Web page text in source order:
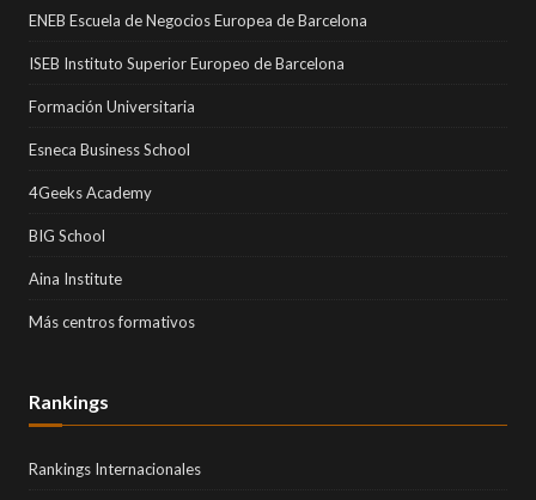
ENEB Escuela de Negocios Europea de Barcelona
ISEB Instituto Superior Europeo de Barcelona
Formación Universitaria
Esneca Business School
4Geeks Academy
BIG School
Aina Institute
Más centros formativos
Rankings
Rankings Internacionales